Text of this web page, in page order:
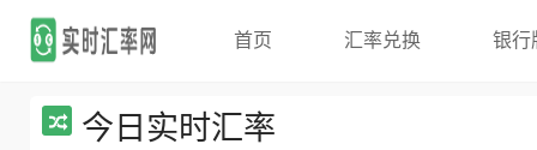
首页 汇率兑换 银行
今日实时汇率